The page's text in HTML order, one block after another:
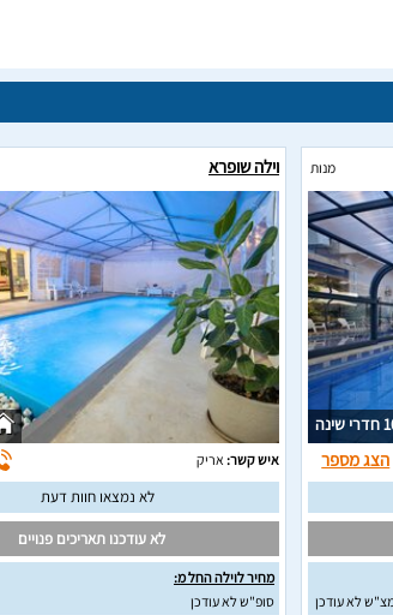
מנות
שינה
הצג מספר
לא עודכן
וילה שופרא
איש קשר: אריק
לא נמצאו חוות דעת
לא עודכנו תאריכים פנויים
מחיר לוילה החל מ:
סופ"ש לא עודכן